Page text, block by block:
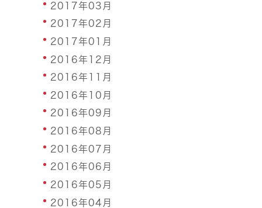
2017年03月
2017年02月
2017年01月
2016年12月
2016年11月
2016年10月
2016年09月
2016年08月
2016年07月
2016年06月
2016年05月
2016年04月